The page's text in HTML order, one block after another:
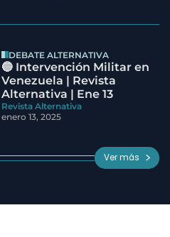
DEBATE ALTERNATIVA
🔵 Intervención Militar en
Venezuela | Revista
Alternativa | Ene 13
Revista Alternativa
enero 13, 2025
Ver más